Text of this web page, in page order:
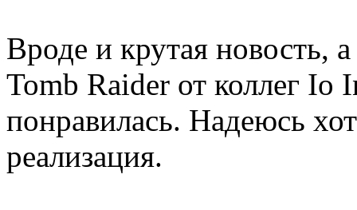
Вроде и крутая новость,
Tomb Raider от коллег Io
понравилась. Надеюсь
реализация.